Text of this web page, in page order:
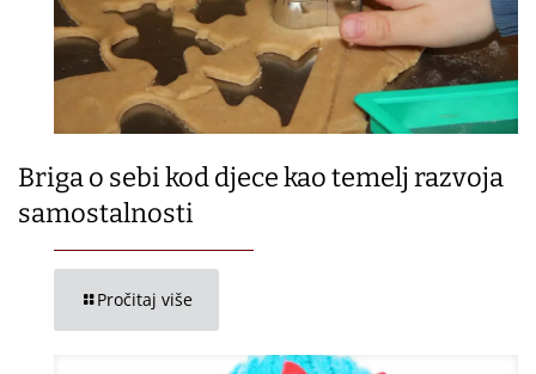
Briga o sebi kod djece kao temelj razvoja
samostalnosti
Pročitaj više